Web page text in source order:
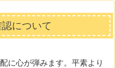
について
に心が弾みます。平素より